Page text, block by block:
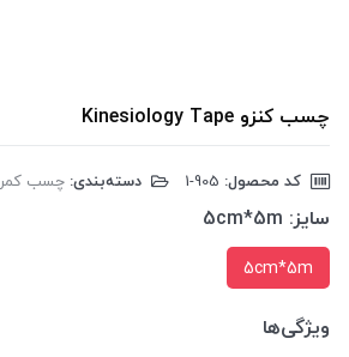
چسب کنزو Kinesiology Tape
کد محصول: دسته‌بندی: چسب کمر
سایز: 5cm*5m
5cm*5m
ویژگی‌ها